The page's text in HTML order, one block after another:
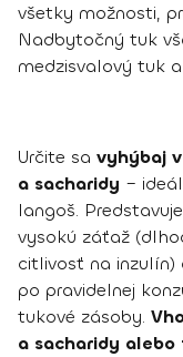
všetky možnosti,
Nadbytočný tuk
medzisvalový tuk
Určite sa vyhýbaj
a sacharidy –
langoš.
vysokú záťaž
citlivosť na inzulín)
po pravidelnej
tukové zásoby.
a sacharidy